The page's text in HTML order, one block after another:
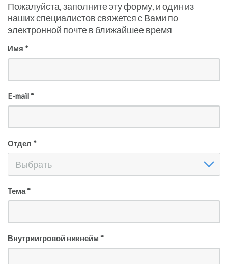
Пожалуйста, заполните эту форму, и один из
наших специалистов свяжется с Вами по
электронной почте в ближайшее время
Имя *
E-mail *
Отдел *
Выбрать
Тема *
Внутриигровой никнейм *